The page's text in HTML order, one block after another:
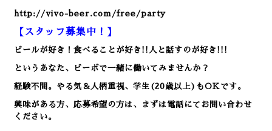
http://vivo-beer.com/free/party
【スタッフ募集中！】
ビールが好き！食べることが好き!!人と話すのが好き!!!
というあなた、ビーボで一緒に働いてみませんか？
経験不問。やる気＆人柄重視、学生(20歳以上)もOKです。
興味がある方、応募希望の方は、まずは電話にてお問い合わせ
ください。